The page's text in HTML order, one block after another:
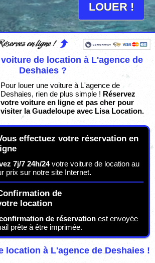
LOUER !
de location à L'agence de
Deshaies ?
Pour louer une voiture à L'agence de
Deshaies, rien de plus simple ! Réservez
votre voiture en ligne et pas cher pour
visiter la Guadeloupe avec Lisa Location.
effectuez votre réservation en
ligne
7j/7 24h/24votre voiture de location au
prix sur notre site Internet.
de
location
de réservation est envoyée
prête à être imprimée.
location à L'agence de Deshaies !